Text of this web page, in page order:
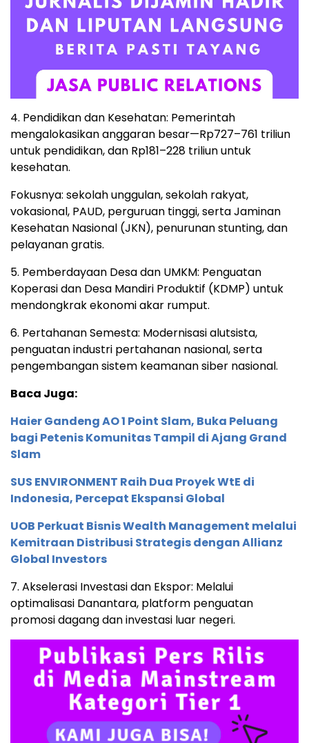
4. Pendidikan dan Kesehatan: Pemerintah
mengalokasikan anggaran besar—Rp727–761 triliun
untuk pendidikan, dan Rp181–228 triliun untuk
kesehatan.
Fokusnya: sekolah unggulan, sekolah rakyat,
vokasional, PAUD, perguruan tinggi, serta Jaminan
Kesehatan Nasional (JKN), penurunan stunting, dan
pelayanan gratis.
5. Pemberdayaan Desa dan UMKM: Penguatan
Koperasi dan Desa Mandiri Produktif (KDMP) untuk
mendongkrak ekonomi akar rumput.
6. Pertahanan Semesta: Modernisasi alutsista,
penguatan industri pertahanan nasional, serta
pengembangan sistem keamanan siber nasional.
Baca Juga:
Haier Gandeng AO 1 Point Slam, Buka Peluang
bagi Petenis Komunitas Tampil di Ajang Grand
Slam
SUS ENVIRONMENT Raih Dua Proyek WtE di
Indonesia, Percepat Ekspansi Global
UOB Perkuat Bisnis Wealth Management melalui
Kemitraan Distribusi Strategis dengan Allianz
Global Investors
7. Akselerasi Investasi dan Ekspor: Melalui
optimalisasi Danantara, platform penguatan
promosi dagang dan investasi luar negeri.